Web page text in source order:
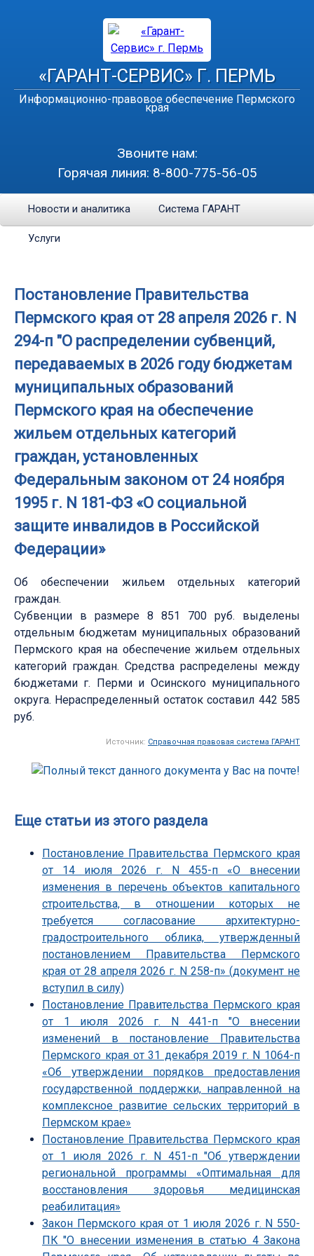
«ГАРАНТ-СЕРВИС» Г. ПЕРМЬ
Информационно-правовое обеспечение Пермского
края
Звоните нам:
Горячая линия: 8-800-775-56-05
Новости и аналитика Система ГАРАНТ
Услуги
Постановление Правительства
Пермского края от 28 апреля 2026 г. N
294-п "О распределении субвенций,
передаваемых в 2026 году бюджетам
муниципальных образований
Пермского края на обеспечение
жильем отдельных категорий
граждан, установленных
Федеральным законом от 24 ноября
1995 г. N 181-ФЗ «О социальной
защите инвалидов в Российской
Федерации»
Об обеспечении жильем отдельных категорий
граждан.
Субвенции в размере 8 851 700 руб. выделены
отдельным бюджетам муниципальных образований
Пермского края на обеспечение жильем отдельных
категорий граждан. Средства распределены между
бюджетами г. Перми и Осинского муниципального
округа. Нераспределенный остаток составил 442 585
руб.
Источник: Справочная правовая система ГАРАНТ
Еще статьи из этого раздела
Постановление Правительства Пермского края
от 14 июля 2026 г. N 455-п «О внесении
изменения в перечень объектов капитального
строительства, в отношении которых не
требуется согласование архитектурно-
градостроительного облика, утвержденный
постановлением Правительства Пермского
края от 28 апреля 2026 г. N 258-п» (документ не
вступил в силу)
Постановление Правительства Пермского края
от 1 июля 2026 г. N 441-п "О внесении
изменений в постановление Правительства
Пермского края от 31 декабря 2019 г. N 1064-п
«Об утверждении порядков предоставления
государственной поддержки, направленной на
комплексное развитие сельских территорий в
Пермском крае»
Постановление Правительства Пермского края
от 1 июля 2026 г. N 451-п "Об утверждении
региональной программы «Оптимальная для
восстановления здоровья медицинская
реабилитация»
Закон Пермского края от 1 июля 2026 г. N 550-
ПК "О внесении изменения в статью 4 Закона